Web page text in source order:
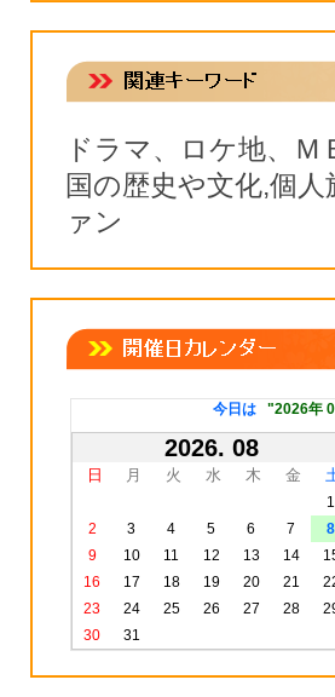
ドラマ、ロケ地、
国の歴史や文化,個
ァン
今日は "2026年
2026. 08
日 月 火 水 木 金
1
2
3 4 5 6 7
8
9
10 11 12 13 14
16
17 18 19 20 21
23
24 25 26 27 28
30
31